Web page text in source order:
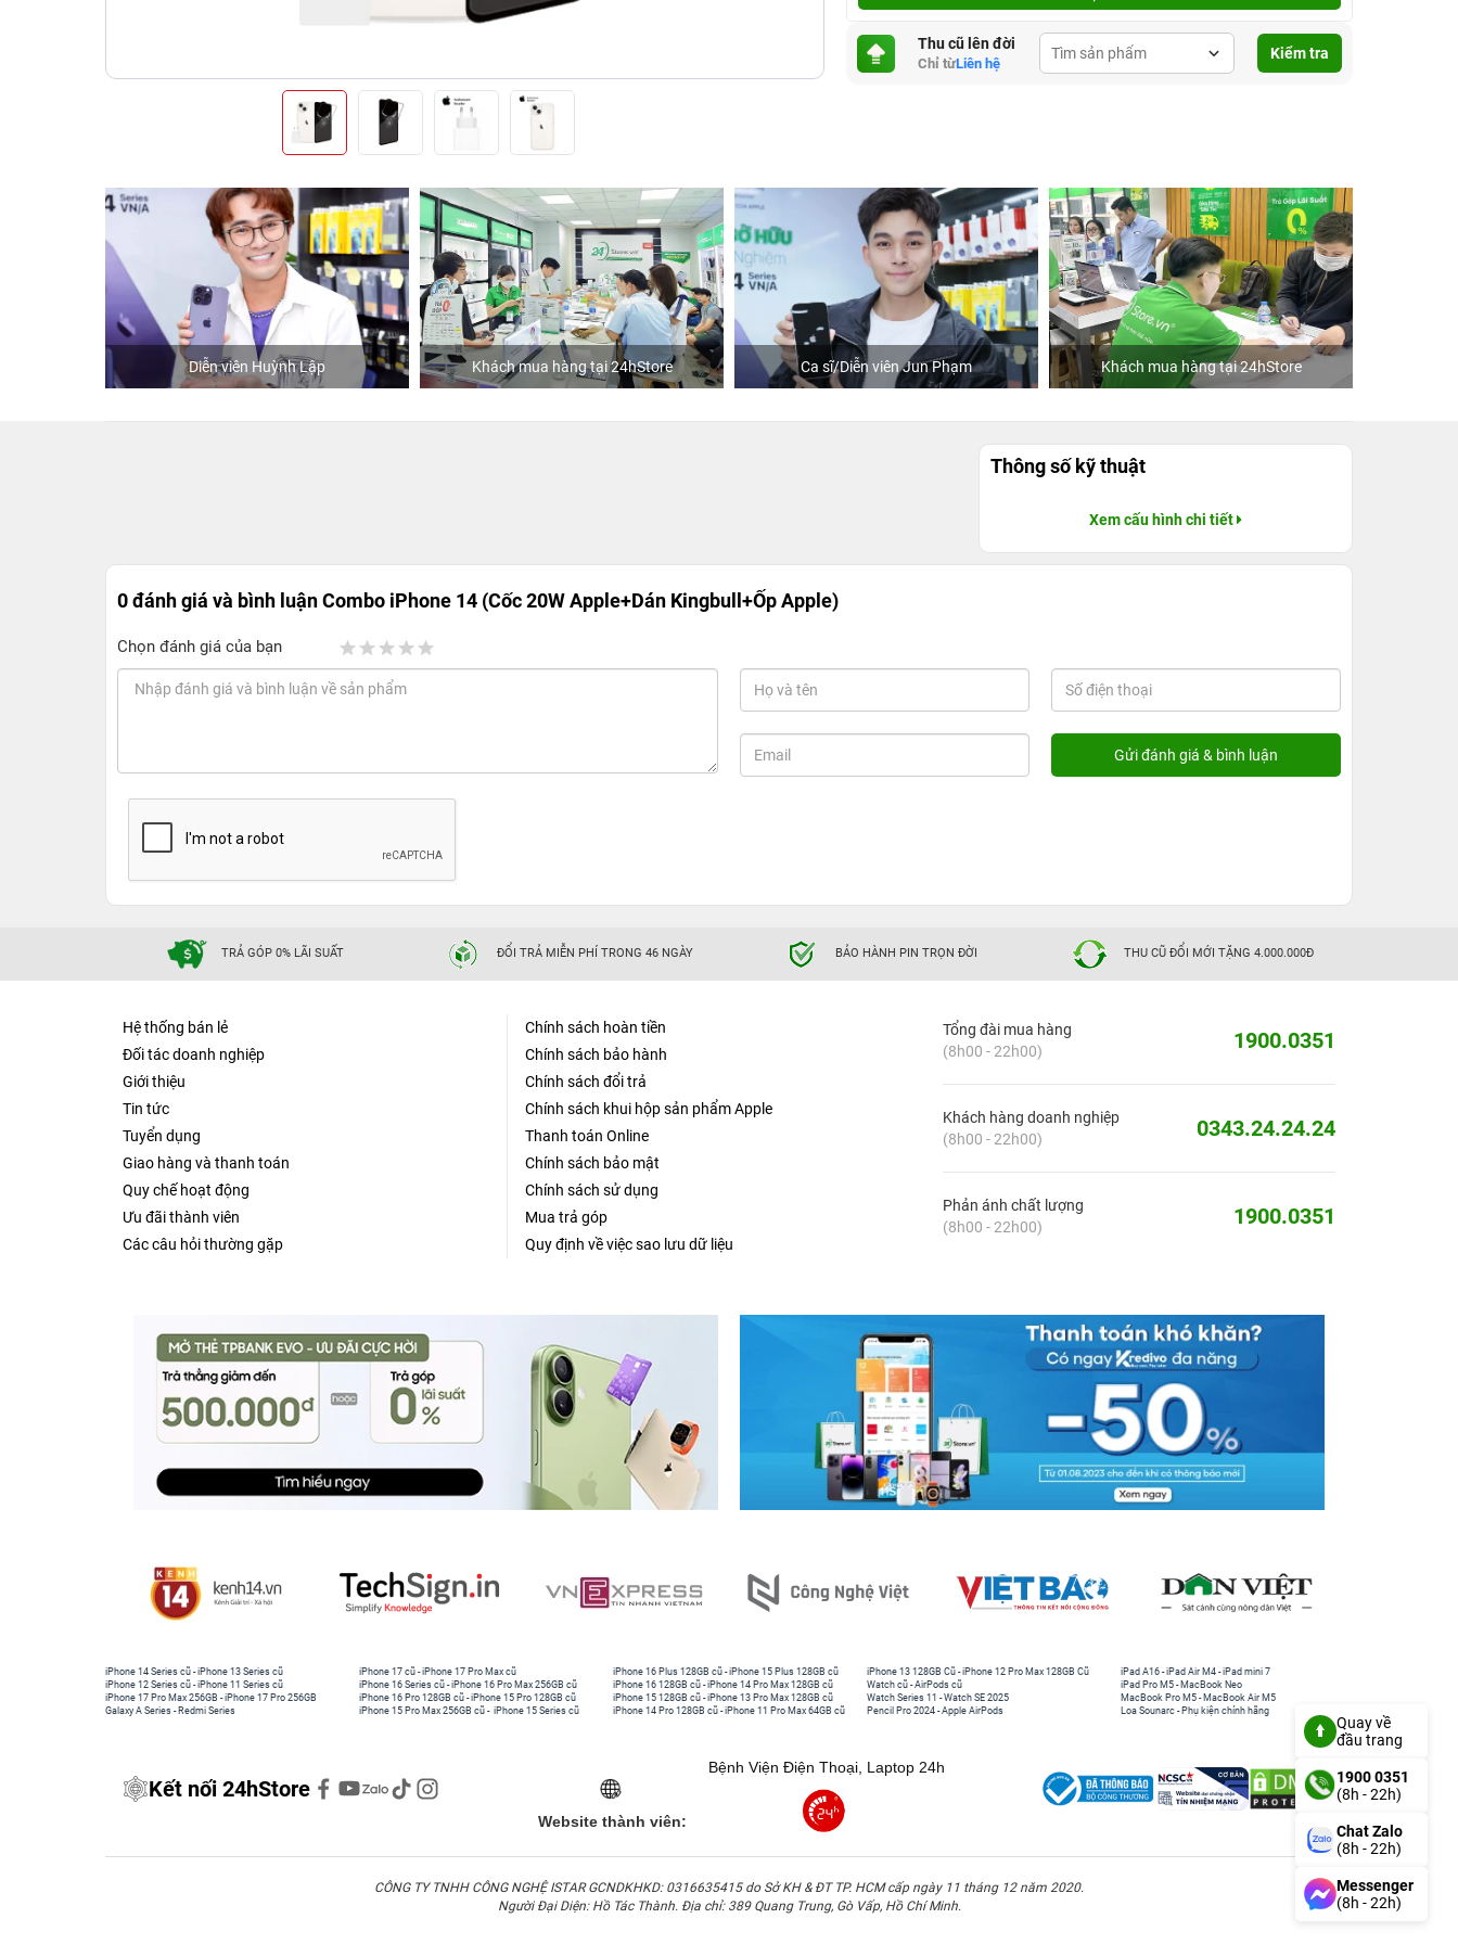
Thu cũ lên đời
Chỉ từLiên hệ
Kiểm tra
Diễn viên Huỳnh Lập Khách mua hàng tại 24hStore Ca sĩ/Diễn viên Jun Phạm Khách mua hàng tại 24hStore
Thông số kỹ thuật
Xem cấu hình chi tiết
0 đánh giá và bình luậnCombo iPhone 14 (Cốc 20W Apple+Dán Kingbull+Ốp Apple)
Chọn đánh giá của bạn
TRẢ GÓP 0% LÃI SUẤT ĐỔI TRẢ MIỄN PHÍ TRONG 46 NGÀY BẢO HÀNH PIN TRỌN ĐỜI THU CŨ ĐỔI MỚI TẶNG 4.000.000Đ
Hệ thống bán lẻ
Đối tác doanh nghiệp
Giới thiệu
Tin tức
Tuyển dụng
Giao hàng và thanh toán
Quy chế hoạt động
Ưu đãi thành viên
Các câu hỏi thường gặp
Chính sách hoàn tiền
Chính sách bảo hành
Chính sách đổi trả
Chính sách khui hộp sản phẩm Apple
Thanh toán Online
Chính sách bảo mật
Chính sách sử dụng
Mua trả góp
Quy định về việc sao lưu dữ liệu
Tổng đài mua hàng
(8h00 - 22h00)
1900.0351
Khách hàng doanh nghiệp
(8h00 - 22h00)
0343.24.24.24
Phản ánh chất lượng
(8h00 - 22h00)
1900.0351
iPhone 14 Series cũ -iPhone 13 Series cũ
iPhone 12 Series cũ -iPhone 11 Series cũ
iPhone 17 Pro Max 256GB -iPhone 17 Pro 256GB
Galaxy A Series - Redmi Series
iPhone 17 cũ -iPhone 17 Pro Max cũ
iPhone 16 Series cũ - iPhone 16 Pro Max 256GB cũ
iPhone 16 Pro 128GB cũ -iPhone 15 Pro 128GB cũ
iPhone 15 Pro Max 256GB cũ - iPhone 15 Series cũ
iPhone 16 Plus 128GB cũ -iPhone 15 Plus 128GB cũ
iPhone 16 128GB cũ -iPhone 14 Pro Max 128GB cũ
iPhone 15 128GB cũ -iPhone 13 Pro Max 128GB cũ
iPhone 14 Pro 128GB cũ -iPhone 11 Pro Max 64GB cũ
iPhone 13 128GB Cũ -iPhone 12 Pro Max 128GB Cũ
Watch cũ -AirPods cũ
Watch Series 11 -Watch SE 2025
Pencil Pro 2024 -Apple AirPods
iPad A16 -iPad Air M4 -iPad mini 7
iPad Pro M5 - MacBook Neo
MacBook Pro M5 - MacBook Air M5
Loa Sounarc - Phụ kiện chính hãng
Kết nối 24hStore
Website thành viên:
Bệnh Viện Điện Thoại, Laptop 24h
CÔNG TY TNHH CÔNG NGHỆ ISTAR GCNDKHKD: 0316635415 do Sở KH & ĐT TP. HCM cấp ngày 11 tháng 12 năm 2020.
Người Đại Diện: Hồ Tác Thành. Địa chỉ: 389 Quang Trung, Gò Vấp, Hồ Chí Minh.
Quay về
đầu trang
1900 0351
(8h - 22h)
Chat Zalo
(8h - 22h)
Messenger
(8h - 22h)